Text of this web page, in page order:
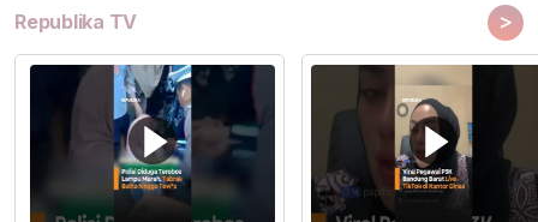
Republika TV >